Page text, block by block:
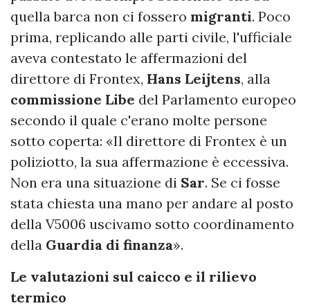
quella barca non ci fossero migranti. Poco
prima, replicando alle parti civile, l'ufficiale
aveva contestato le affermazioni del
direttore di Frontex, Hans Leijtens, alla
commissione Libe del Parlamento europeo
secondo il quale c'erano molte persone
sotto coperta: «Il direttore di Frontex è un
poliziotto, la sua affermazione è eccessiva.
Non era una situazione di Sar. Se ci fosse
stata chiesta una mano per andare al posto
della V5006 uscivamo sotto coordinamento
della Guardia di finanza».
Le valutazioni sul caicco e il rilievo
termico